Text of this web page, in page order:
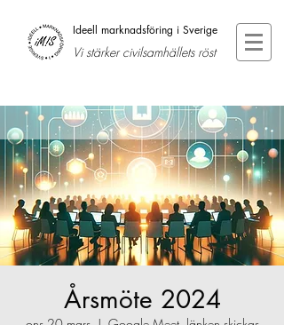
Ideell marknadsföring i Sverige
Vi stärker civilsamhällets röst
Årsmöte 2024